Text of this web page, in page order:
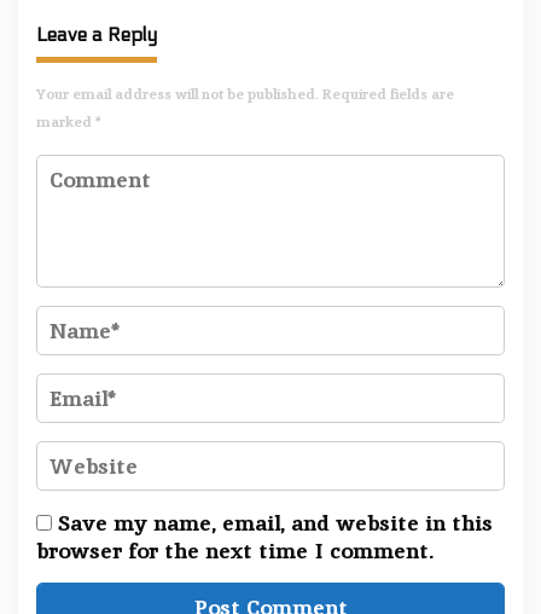
Leave a Reply
Your email address will not be published. Required fields are
marked *
Save my name, email, and website in this
browser for the next time I comment.